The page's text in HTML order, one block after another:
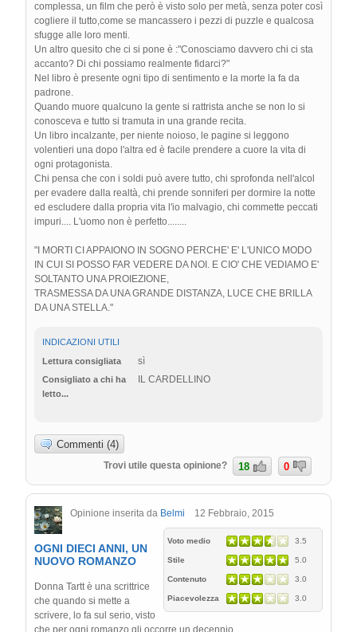
complessa, un film che però è visto solo per metà, senza poter così
cogliere il tutto,come se mancassero i pezzi di puzzle e qualcosa
sfugge alle loro menti.
Un altro quesito che ci si pone è :"Conosciamo davvero chi ci sta
accanto? Di chi possiamo realmente fidarci?"
Nel libro è presente ogni tipo di sentimento e la morte la fa da
padrone.
Quando muore qualcuno la gente si rattrista anche se non lo si
conosceva e tutto si tramuta in una grande recita.
Un libro incalzante, per niente noioso, le pagine si leggono
volentieri una dopo l'altra ed è facile prendere a cuore la vita di
ogni protagonista.
Chi pensa che con i soldi può avere tutto, chi sprofonda nell'alcol
per evadere dalla realtà, chi prende sonniferi per dormire la notte
ed escludere dalla propria vita l'io malvagio, chi commette peccati
impuri.... L'uomo non è perfetto........
"I MORTI CI APPAIONO IN SOGNO PERCHE' E' L'UNICO MODO
IN CUI SI POSSO FAR VEDERE DA NOI. E CIO' CHE VEDIAMO E'
SOLTANTO UNA PROIEZIONE,
TRASMESSA DA UNA GRANDE DISTANZA, LUCE CHE BRILLA
DA UNA STELLA."
INDICAZIONI UTILI
Lettura consigliata
sì
Consigliato a chi ha
letto...
IL CARDELLINO
Commenti (4)
Trovi utile questa opinione? 18 0
Opinione inserita da Belmi 12 Febbraio, 2015
Voto medio 3.5
Stile 5.0
Contenuto 3.0
Piacevolezza 3.0
OGNI DIECI ANNI, UN
NUOVO ROMANZO
Donna Tartt è una scrittrice
che quando si mette a
scrivere, lo fa sul serio, visto
che per ogni romanzo gli occorre un decennio.